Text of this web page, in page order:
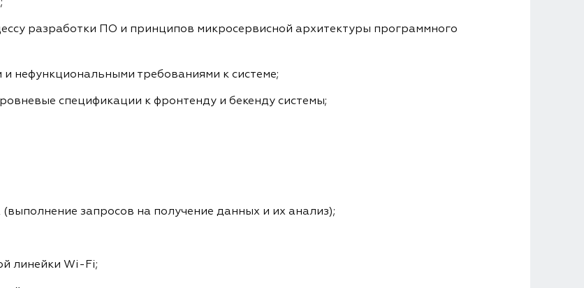
разработки ПО и принципов микросервисной архитектуры программного
нефункциональными требованиями к системе;
спецификации к фронтенду и бекенду системы;
запросов на получение данных и их анализ);
линейки Wi-Fi;